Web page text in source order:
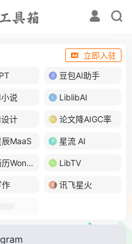
立即入驻
豆包AI助手
说 LiblibAI
计 论文降AIGC率
MaaS 星流 AI
超级简历WonderCV LibTV
作 讯飞星火